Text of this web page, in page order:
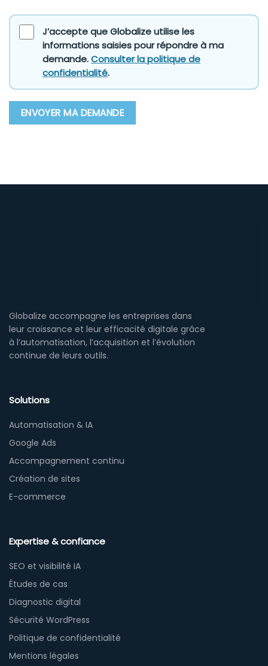
J’accepte que Globalize utilise les
informations saisies pour répondre à ma
demande.Consulter la politique de
confidentialité.
Globalize accompagne les entreprises dans
leur croissance et leur efficacité digitale grâce
à l’automatisation, l’acquisition et l’évolution
continue de leurs outils.
Solutions
Automatisation & IA
Google Ads
Accompagnement continu
Création de sites
E-commerce
Expertise & confiance
SEO et visibilité IA
Études de cas
Diagnostic digital
Sécurité WordPress
Politique de confidentialité
Mentions légales